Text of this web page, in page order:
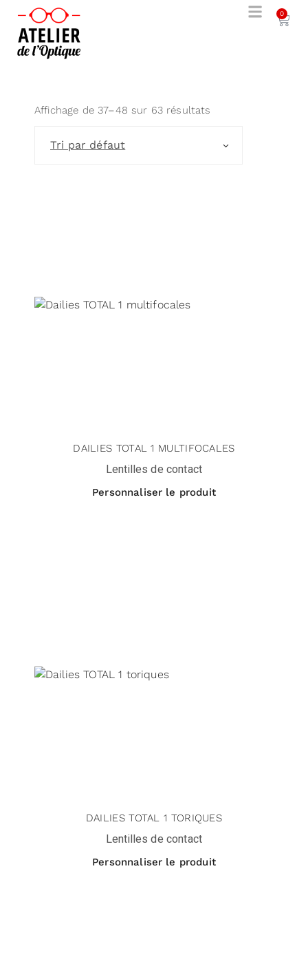
0
Affichage de 37–48 sur 63 résultats
Tri par défaut
DAILIES TOTAL 1 MULTIFOCALES
Lentilles de contact
Personnaliser le produit
DAILIES TOTAL 1 TORIQUES
Lentilles de contact
Personnaliser le produit